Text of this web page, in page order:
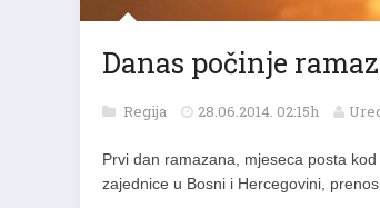
Danas počinje
Regija 28.06.2014. 02:15h
Prvi dan ramazana, mjeseca posta
zajednice u Bosni i Hercegovini,